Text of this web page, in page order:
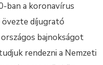
ban a koronavírus
díjugrató
bajnokságot
rendezni a Nemzeti